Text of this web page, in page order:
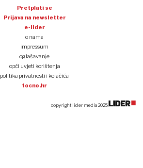
Pretplati se
Prijava na newsletter
e-lider
o nama
impressum
oglašavanje
opći uvjeti korištenja
politika privatnosti i kolačića
tocno.hr
copyright lider media 2025.